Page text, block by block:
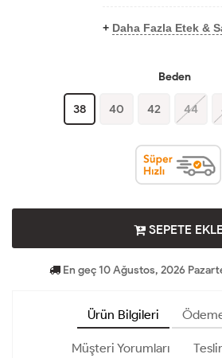
+ Daha Fazla Etek &
Beden
38 40 42 44
SEPETE
En geç 10 Ağustos, 2026
Ürün Bilgileri
Müşteri Yorumları